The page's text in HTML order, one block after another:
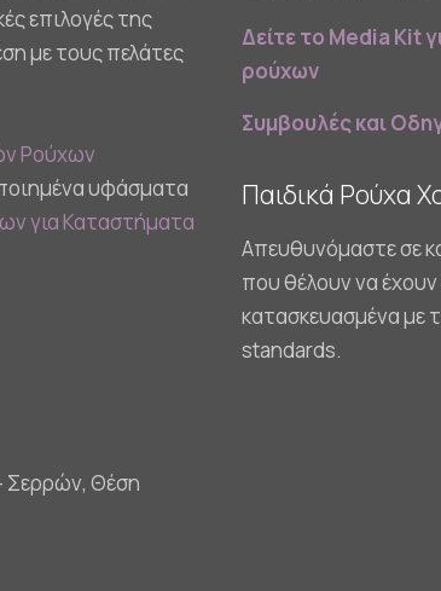
επιλογές της
με τους πελάτες
Ρούχων
υφάσματα
για Καταστήματα
Σερρών, Θέση
Δείτε το Media Kit
ρούχων
Συμβουλές και
Παιδικά Ρούχα
Απευθυνόμαστε σε
που θέλουν να
κατασκευασμένα με
standards.